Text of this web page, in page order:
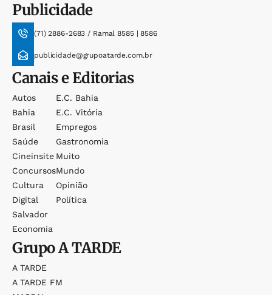
Publicidade
(71) 2886-2683 / Ramal 8585 | 8586
publicidade@grupoatarde.com.br
Canais e Editorias
Autos
Bahia
Brasil
Saúde
Cineinsite
Concursos
Cultura
Digital
Salvador
Economia
E.c. Bahia
E.c. Vitória
Empregos
Gastronomia
Muito
Mundo
Opinião
Política
GrupoA TARDE
A TARDE
A TARDE FM